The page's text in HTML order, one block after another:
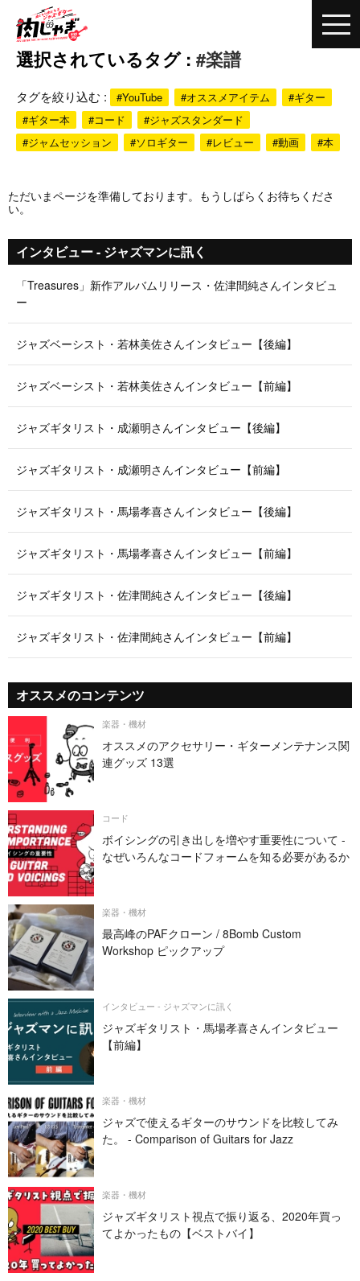
選択されているタグ : #楽譜
タグを絞り込む : #YouTube #オススメアイテム
#ギター
#ギター本
#コード
#ジャズスタンダード
#ジャムセッション
#ソロギター #レビュー #動画 #本
ただいまページを準備しております。もうしばらくお待ちくださ
い。
インタビュー - ジャズマンに訊く
「Treasures」新作アルバムリリース・佐津間純さんインタビュ
ー
ジャズベーシスト・若林美佐さんインタビュー【後編】
ジャズベーシスト・若林美佐さんインタビュー【前編】
ジャズギタリスト・成瀬明さんインタビュー【後編】
ジャズギタリスト・成瀬明さんインタビュー【前編】
ジャズギタリスト・馬場孝喜さんインタビュー【後編】
ジャズギタリスト・馬場孝喜さんインタビュー【前編】
ジャズギタリスト・佐津間純さんインタビュー【後編】
ジャズギタリスト・佐津間純さんインタビュー【前編】
オススメのコンテンツ
楽器・機材
オススメのアクセサリー・ギターメンテナンス関
連グッズ 13選
コード
ボイシングの引き出しを増やす重要性について -
なぜいろんなコードフォームを知る必要があるか
楽器・機材
最高峰のPAFクローン / 8Bomb Custom
Workshop ピックアップ
インタビュー - ジャズマンに訊く
ジャズギタリスト・馬場孝喜さんインタビュー
【前編】
楽器・機材
ジャズで使えるギターのサウンドを比較してみ
た。 - Comparison of Guitars for Jazz
楽器・機材
ジャズギタリスト視点で振り返る、2020年買っ
てよかったもの【ベストバイ】